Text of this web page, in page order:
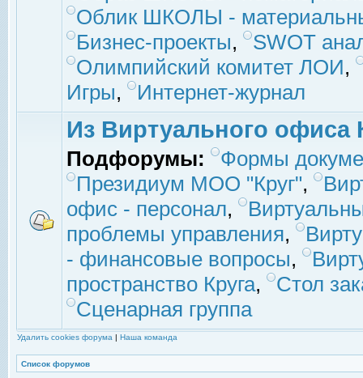
Облик ШКОЛЫ -
Бизнес-проекты,
SWOT
Олимпийский комитет ЛОИ,
Игры, Интернет-журнал
Из Виртуального офиса
Подфорумы:
Формы
Президиум МОО "Круг",
офис - персонал,
проблемы управления,
- финансовые вопросы,
пространство Круга,
Стол
Сценарная группа
Удалить cookies форума | Наша команда
Список форумов